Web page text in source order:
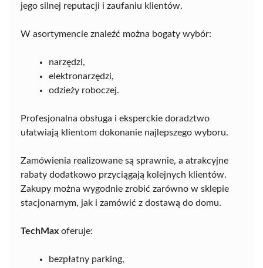
jego silnej reputacji i zaufaniu klientów.
W asortymencie znaleźć można bogaty wybór:
narzędzi,
elektronarzędzi,
odzieży roboczej.
Profesjonalna obsługa i eksperckie doradztwo
ułatwiają klientom dokonanie najlepszego wyboru.
Zamówienia realizowane są sprawnie, a atrakcyjne
rabaty dodatkowo przyciągają kolejnych klientów.
Zakupy można wygodnie zrobić zarówno w sklepie
stacjonarnym, jak i zamówić z dostawą do domu.
TechMax oferuje:
bezpłatny parking,